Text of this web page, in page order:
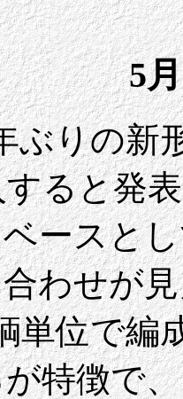
5
ぶりの新
ると発
ースと
わせが
単位で編
特徴で